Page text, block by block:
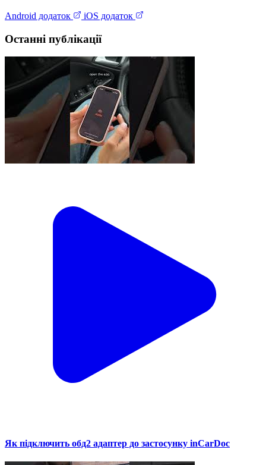
Android додаток iOS додаток
Останні публікації
Як підключить обд2 адаптер до застосунку inCarDoc